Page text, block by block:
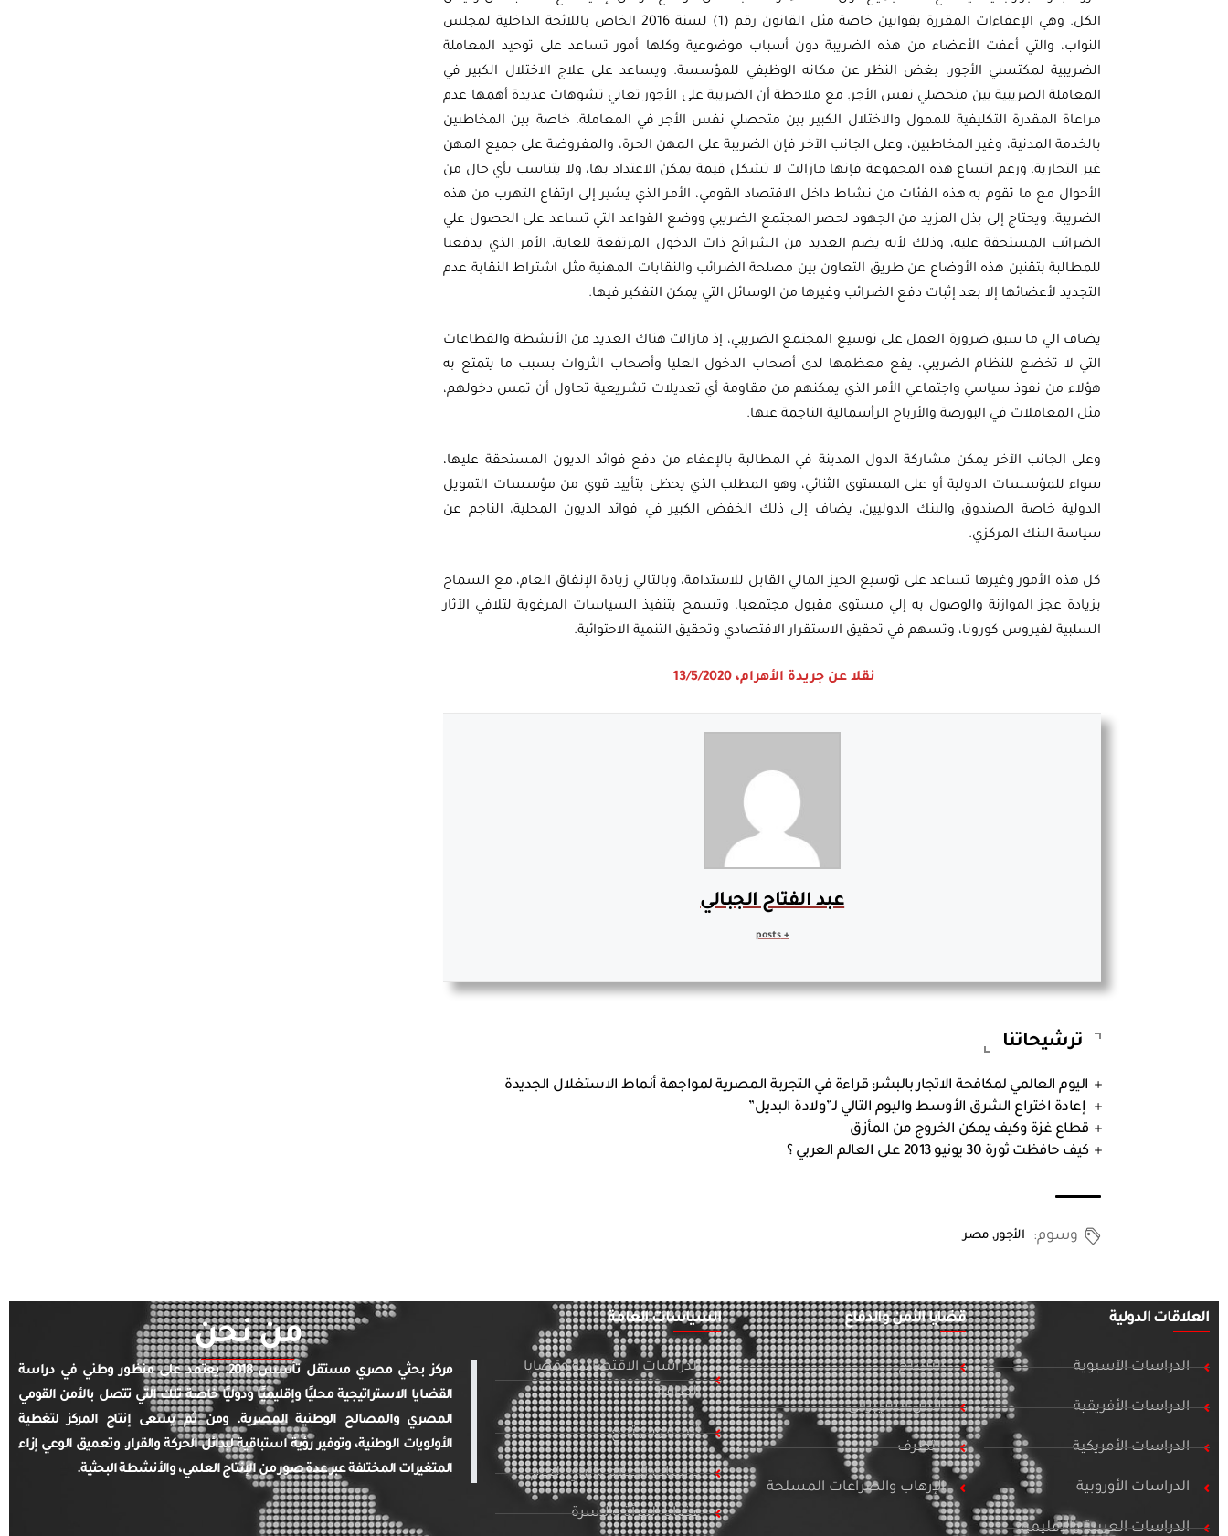
الكل. وهي الإعفاءات المقررة بقوانين خاصة مثل القانون رقم (1) لسنة 2016 الخاص باللائحة الداخلية لمجلس
النواب، والتي أعفت الأعضاء من هذه الضريبة دون أسباب موضوعية وكلها أمور تساعد على توحيد المعاملة
الضريبية لمكتسبي الأجور، بغض النظر عن مكانه الوظيفي للمؤسسة. ويساعد على علاج الاختلال الكبير في
المعاملة الضريبية بين متحصلي نفس الأجر. مع ملاحظة أن الضريبة على الأجور تعاني تشوهات عديدة أهمها عدم
مراعاة المقدرة التكليفية للممول والاختلال الكبير بين متحصلي نفس الأجر في المعاملة، خاصة بين المخاطبين
بالخدمة المدنية، وغير المخاطبين، وعلى الجانب الآخر فإن الضريبة على المهن الحرة، والمفروضة على جميع المهن
غير التجارية. ورغم اتساع هذه المجموعة فإنها مازالت لا تشكل قيمة يمكن الاعتداد بها، ولا يتناسب بأي حال من
الأحوال مع ما تقوم به هذه الفئات من نشاط داخل الاقتصاد القومي، الأمر الذي يشير إلى ارتفاع التهرب من هذه
الضريبة، ويحتاج إلى بذل المزيد من الجهود لحصر المجتمع الضريبي ووضع القواعد التي تساعد على الحصول علي
الضرائب المستحقة عليه، وذلك لأنه يضم العديد من الشرائح ذات الدخول المرتفعة للغاية، الأمر الذي يدفعنا
للمطالبة بتقنين هذه الأوضاع عن طريق التعاون بين مصلحة الضرائب والنقابات المهنية مثل اشتراط النقابة عدم
التجديد لأعضائها إلا بعد إثبات دفع الضرائب وغيرها من الوسائل التي يمكن التفكير فيها.
يضاف الي ما سبق ضرورة العمل على توسيع المجتمع الضريبي، إذ مازالت هناك العديد من الأنشطة والقطاعات
التي لا تخضع للنظام الضريبي، يقع معظمها لدى أصحاب الدخول العليا وأصحاب الثروات بسبب ما يتمتع به
هؤلاء من نفوذ سياسي واجتماعي الأمر الذي يمكنهم من مقاومة أي تعديلات تشريعية تحاول أن تمس دخولهم،
مثل المعاملات في البورصة والأرباح الرأسمالية الناجمة عنها.
وعلى الجانب الآخر يمكن مشاركة الدول المدينة في المطالبة بالإعفاء من دفع فوائد الديون المستحقة عليها،
سواء للمؤسسات الدولية أو على المستوى الثنائي، وهو المطلب الذي يحظى بتأييد قوي من مؤسسات التمويل
الدولية خاصة الصندوق والبنك الدوليين، يضاف إلى ذلك الخفض الكبير في فوائد الديون المحلية، الناجم عن
سياسة البنك المركزي.
كل هذه الأمور وغيرها تساعد على توسيع الحيز المالي القابل للاستدامة، وبالتالي زيادة الإنفاق العام، مع السماح
بزيادة عجز الموازنة والوصول به إلي مستوى مقبول مجتمعيا، وتسمح بتنفيذ السياسات المرغوبة لتلافي الآثار
السلبية لفيروس كورونا، وتسهم في تحقيق الاستقرار الاقتصادي وتحقيق التنمية الاحتوائية.
نقلا عن جريدة الأهرام، 13/5/2020
عبد الفتاح الجبالي
+ posts
ترشيحاتنا
اليوم العالمي لمكافحة الاتجار بالبشر: قراءة في التجربة المصرية لمواجهة أنماط الاستغلال الجديدة
إعادة اختراع الشرق الأوسط واليوم التالي لـ”ولادة البديل”
قطاع غزة وكيف يمكن الخروج من المأزق
كيف حافظت ثورة 30 يونيو 2013 على العالم العربي ؟
وسوم: الأجور, مصر
العلاقات الدولية
الدراسات الآسيوية
الدراسات الأفريقية
الدراسات الأمريكية
الدراسات الأوروبية
الدراسات العربية والإقليمية
قضايا الأمن والدفاع
التسلح
الأمن السيبراني
التطرف
الإرهاب والصراعات المسلحة
السياسات العامة
الدراسات الاقتصادية وقضايا
الطاقة
تنمية ومجتمع
دراسات الإعلام والرأي العام
قضايا المرأة والأسرة
من نحن
مركز بحثي مصري مستقل تأسس 2018. يعتمد على منظور وطني في دراسة
القضايا الاستراتيجية محليًا وإقليميًا ودوليًا خاصة تلك التي تتصل بالأمن القومي
المصري والمصالح الوطنية المصرية. ومن ثم يسعى إنتاج المركز لتغطية
الأولويات الوطنية، وتوفير رؤية استباقية لبدائل الحركة والقرار. وتعميق الوعي إزاء
المتغيرات المختلفة عبر عدة صور من الإنتاج العلمي، والأنشطة البحثية.